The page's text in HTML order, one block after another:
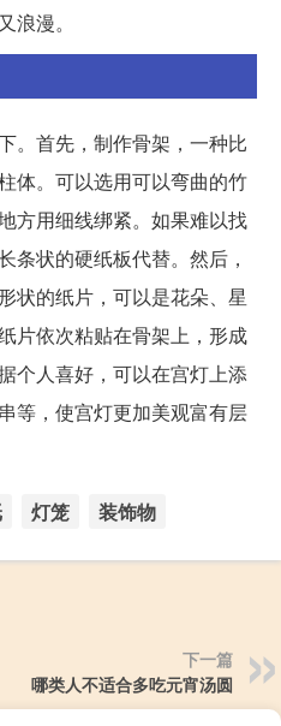
浪漫。
。首先，制作骨架，一种比
体。可以选用可以弯曲的竹
方用细线绑紧。如果难以找
条状的硬纸板代替。然后，
状的纸片，可以是花朵、星
片依次粘贴在骨架上，形成
个人喜好，可以在宫灯上添
等，使宫灯更加美观富有层
灯笼 装饰物
下一篇
哪类人不适合多吃元宵汤圆